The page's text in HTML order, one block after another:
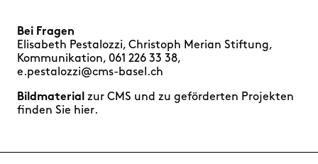
Bei Fragen
Elisabeth Pestalozzi, Christoph Merian Stiftung,
Kommunikation, 061 226 33 38,
e.pestalozzi@cms-basel.ch
Bildmaterial zur CMS und zu geförderten Projekten
finden Sie hier.